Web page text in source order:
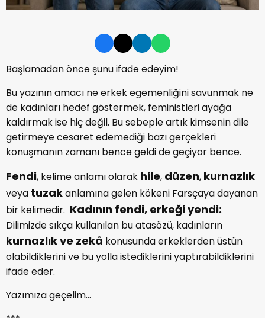
Başlamadan önce şunu ifade edeyim!
Bu yazının amacı ne erkek egemenliğini savunmak ne
de kadınları hedef göstermek, feministleri ayağa
kaldırmak ise hiç değil. Bu sebeple artık kimsenin dile
getirmeye cesaret edemediği bazı gerçekleri
konuşmanın zamanı bence geldi de geçiyor bence.
Fendi, kelime anlamı olarak hile, düzen, kurnazlık
veya tuzakanlamına gelen kökeni Farsçaya dayanan
bir kelimedir. Kadının fendi, erkeği yendi:
Dilimizde sıkça kullanılan bu atasözü, kadınların
kurnazlık ve zekâ konusunda erkeklerden üstün
olabildiklerini ve bu yolla istediklerini yaptırabildiklerini
ifade eder.
Yazımıza geçelim...